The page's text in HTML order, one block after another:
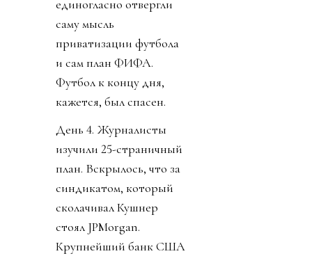
единогласно отвергли
саму мысль
приватизации футбола
и сам план ФИФА.
Футбол к концу дня,
кажется, был спасен.
День 4. Журналисты
изучили 25-страничный
план. Вскрылось, что за
синдикатом, который
сколачивал Кушнер
стоял JPMorgan.
Крупнейший банк США